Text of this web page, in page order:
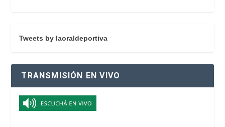
Tweets by laoraldeportiva
TRANSMISIÓN EN VIVO